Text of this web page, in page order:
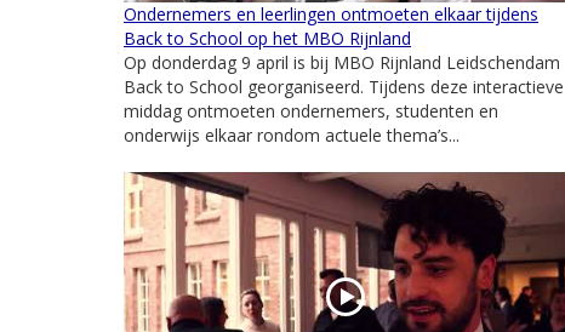
Ondernemers en leerlingen ontmoeten elkaar tijdens
Back to School op het MBO Rijnland
Op donderdag 9 april is bij MBO Rijnland Leidschendam
Back to School georganiseerd. Tijdens deze interactieve
middag ontmoeten ondernemers, studenten en
onderwijs elkaar rondom actuele thema’s...